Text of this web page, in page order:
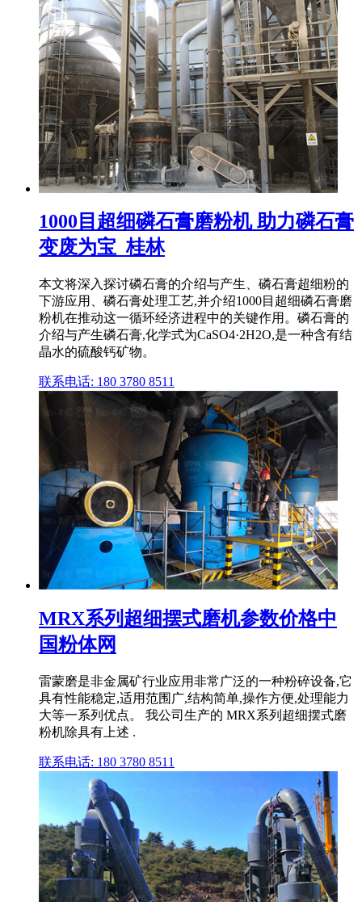
1000目超细磷石膏磨粉机 助力磷石膏
变废为宝_桂林
本文将深入探讨磷石膏的介绍与产生、磷石膏超细粉的
下游应用、磷石膏处理工艺,并介绍1000目超细磷石膏磨
粉机在推动这一循环经济进程中的关键作用。磷石膏的
介绍与产生磷石膏,化学式为CaSO4·2H2O,是一种含有结
晶水的硫酸钙矿物。
联系电话: 180 3780 8511
MRX系列超细摆式磨机参数价格中
国粉体网
雷蒙磨是非金属矿行业应用非常广泛的一种粉碎设备,它
具有性能稳定,适用范围广,结构简单,操作方便,处理能力
大等一系列优点。 我公司生产的 MRX系列超细摆式磨
粉机除具有上述 .
联系电话: 180 3780 8511